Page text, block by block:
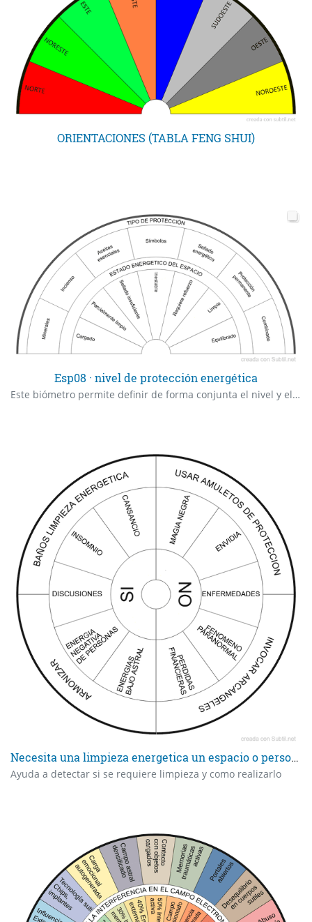
ORIENTACIONES (TABLA FENG SHUI)
Esp08 · nivel de protección energética
Este biómetro permite definir de forma conjunta el nivel y el tipo de protección energética que requiere una zona específica del espacio tras la limpieza. Está diseñado para facilitar una intervención más ágil en espacios donde ya se tiene experiencia previa en diagnóstico energético, permitiendo tomar decisiones rápidas sin perder precisión. Se utiliza después de: Identificar la zona (ESP02) Detectar la energía presente (ESP03) Evaluar la intensidad (ESP04) Definir la intervención (ESP06) Este biómetro integra en una sola lectura: El grado de protección necesario El método o herramienta más adecuada Optimiza el proceso sin comprometer la claridad del trabajo energético.
Necesita una limpieza energetica un espacio o persona?
Ayuda a detectar si se requiere limpieza y como realizarlo